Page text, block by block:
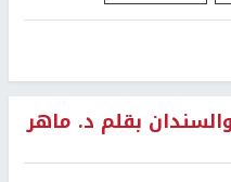
بقلم د. ماهر